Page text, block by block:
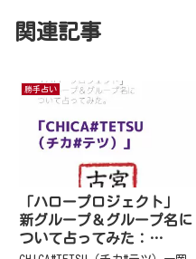
関連記事
勝手占い
「ハロープロジェクト」
新グループ＆グループ名に
ついて占ってみた：